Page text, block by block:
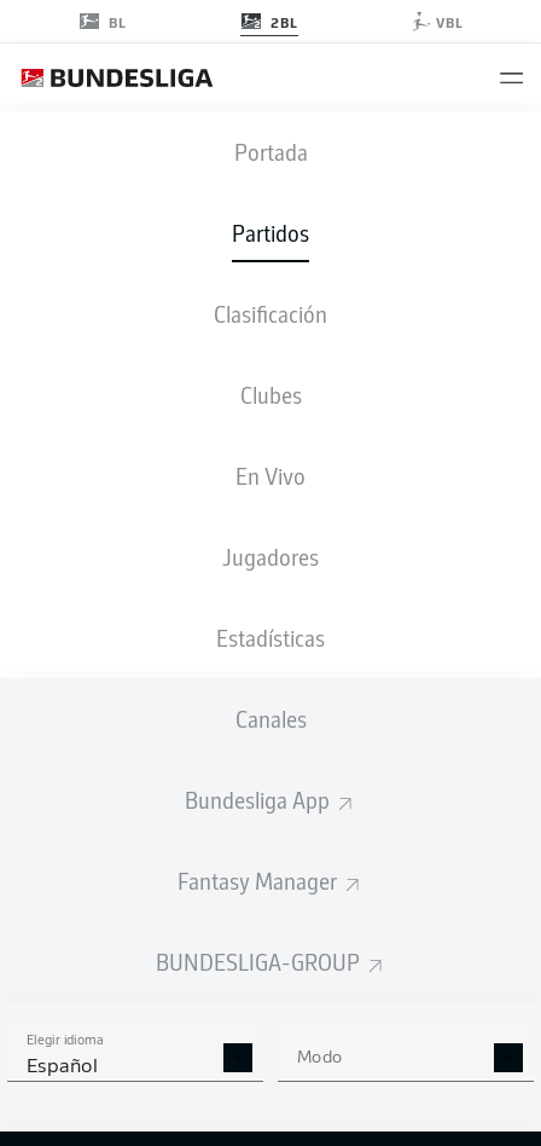
BL 2BL VBL
Portada
Partidos
Clasificación
Clubes
En Vivo
Jugadores
Estadísticas
Canales
Bundesliga App
Fantasy Manager
BUNDESLIGA-GROUP
Elegir idioma
Español Modo
STP - DSC
2 1
ALINEACIONES ESTADÍSTICAS
1.72
(%)
452 332